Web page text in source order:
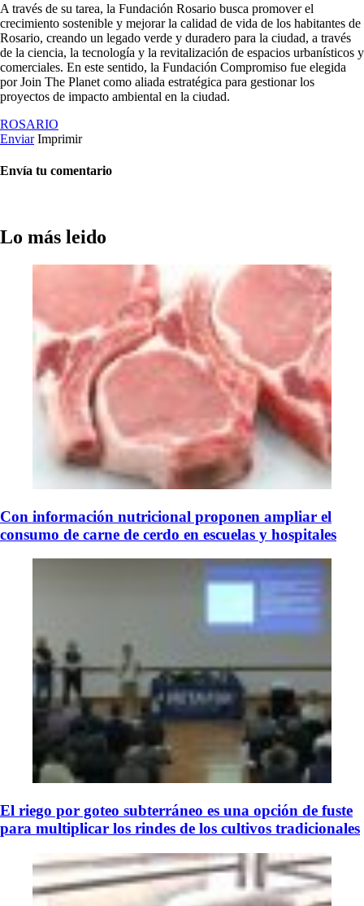
A través de su tarea, la Fundación Rosario busca promover el
crecimiento sostenible y mejorar la calidad de vida de los habitantes de
Rosario, creando un legado verde y duradero para la ciudad, a través
de la ciencia, la tecnología y la revitalización de espacios urbanísticos y
comerciales. En este sentido, la Fundación Compromiso fue elegida
por Join The Planet como aliada estratégica para gestionar los
proyectos de impacto ambiental en la ciudad.
ROSARIO
Enviar Imprimir
Envía tu comentario
Lo más leido
Con información nutricional proponen ampliar el
consumo de carne de cerdo en escuelas y hospitales
El riego por goteo subterráneo es una opción de fuste
para multiplicar los rindes de los cultivos tradicionales